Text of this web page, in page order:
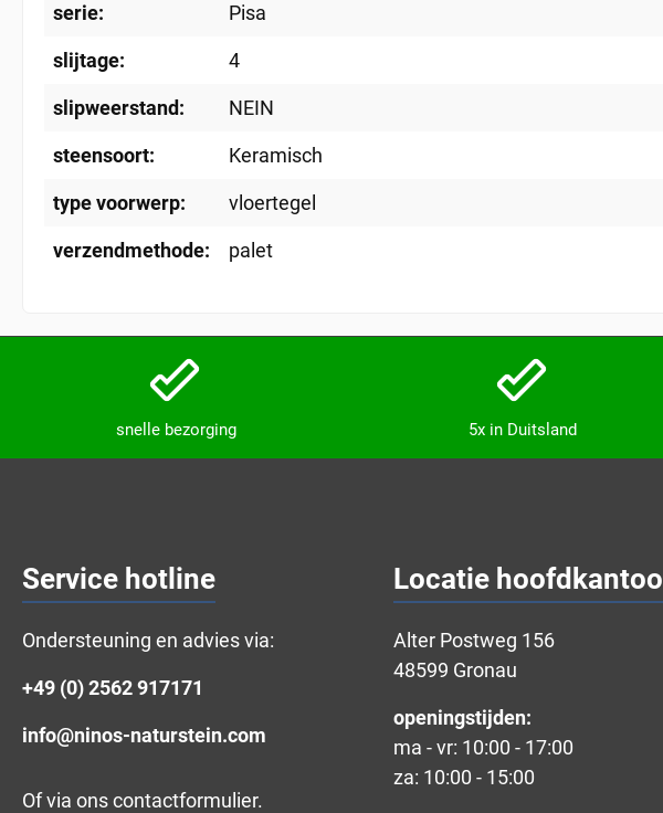
serie: Pisa
slijtage: 4
slipweerstand: NEIN
steensoort: Keramisch
type voorwerp: vloertegel
verzendmethode: palet
snelle bezorging 5x in Duitsland
Service hotline
Ondersteuning en advies via:
+49 (0) 2562 917171
info@ninos-naturstein.com
Of via onscontactformulier.
Locatie
Alter Postweg 156
48599 Gronau
openingstijden:
ma - vr: 10:00 - 17:00
za: 10:00 - 15:00